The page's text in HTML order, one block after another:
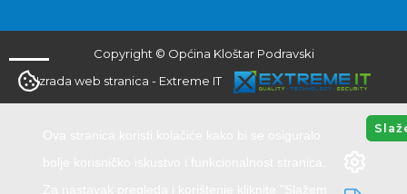
Copyright © Općina Kloštar Podravski
Izrada web stranica - Extreme IT